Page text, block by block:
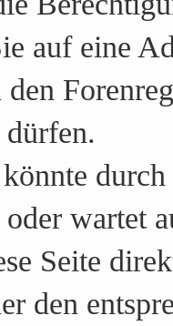
auf eine
den
oder wartet
Seite
den